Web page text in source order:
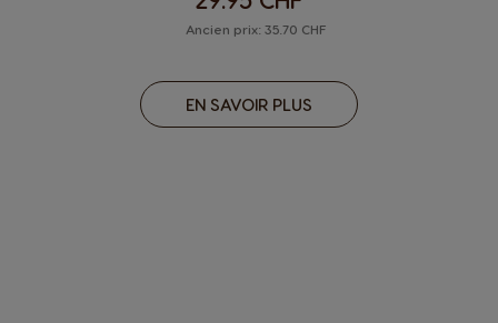
Ancien prix: 35.70 CHF
EN SAVOIR PLUS